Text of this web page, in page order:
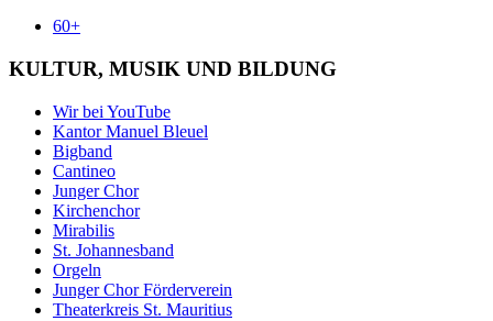
60+
KULTUR, MUSIK UND BILDUNG
Wir bei YouTube
Kantor Manuel Bleuel
Bigband
Cantineo
Junger Chor
Kirchenchor
Mirabilis
St. Johannesband
Orgeln
Junger Chor Förderverein
Theaterkreis St. Mauritius